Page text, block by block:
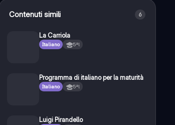
Contenuti simili 6
La Carriola
Italiano 5ªl
Programma di italiano per la maturità
Italiano 5ªl
Luigi Pirandello